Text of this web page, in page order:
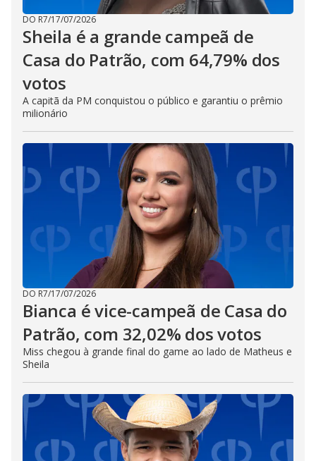
DO R7/17/07/2026
Sheila é a grande campeã de
Casa do Patrão, com 64,79% dos
votos
A capitã da PM conquistou o público e garantiu o prêmio
milionário
DO R7/17/07/2026
Bianca é vice-campeã de Casa do
Patrão, com 32,02% dos votos
Miss chegou à grande final do game ao lado de Matheus e
Sheila